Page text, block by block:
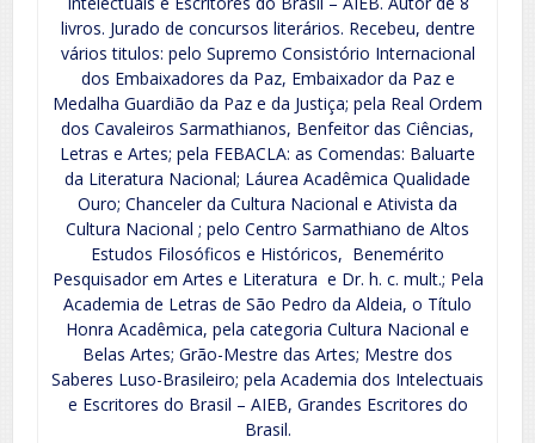
livros. Jurado de concursos literários. Recebeu, dentre
vários titulos: pelo Supremo Consistório Internacional
dos Embaixadores da Paz, Embaixador da Paz e
Medalha Guardião da Paz e da Justiça; pela Real Ordem
dos Cavaleiros Sarmathianos, Benfeitor das Ciências,
Letras e Artes; pela FEBACLA: as Comendas: Baluarte
da Literatura Nacional; Láurea Acadêmica Qualidade
Ouro; Chanceler da Cultura Nacional e Ativista da
Cultura Nacional ; pelo Centro Sarmathiano de Altos
Estudos Filosóficos e Históricos, Benemérito
Pesquisador em Artes e Literatura e Dr. h. c. mult.; Pela
Academia de Letras de São Pedro da Aldeia, o Título
Honra Acadêmica, pela categoria Cultura Nacional e
Belas Artes; Grão-Mestre das Artes; Mestre dos
Saberes Luso-Brasileiro; pela Academia dos Intelectuais
e Escritores do Brasil – AIEB, Grandes Escritores do
Brasil.